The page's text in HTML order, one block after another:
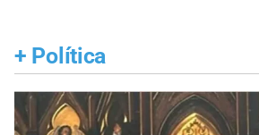
+ Política